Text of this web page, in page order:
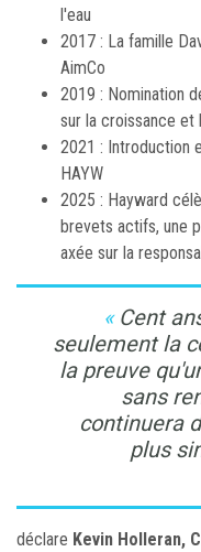
l'eau
2017 : La famille
AimCo
2019 : Nomination
sur la croissance et
2021 : Introduction
HAYW
2025 : Hayward
brevets actifs, une
axée sur la
Cent
seulement la
la preuve
sans
continuera
plus
déclare Kevin Holleran,